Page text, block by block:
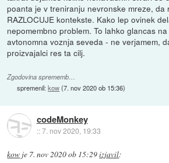
poanta je v treniranju nevronske mreze, da
RAZLOCUJE kontekste. Kako lep ovinek
nepomembno problem. To lahko glancas
avtonomna voznja seveda - ne verjamem,
proizvajalci res ta cilj.
Zgodovina sprememb…
spremenil:kow(7. nov 2020 ob 15:36)
codeMonkey
::7. nov 2020, 19:33
kow je 7. nov 2020 ob 15:29izjavil: